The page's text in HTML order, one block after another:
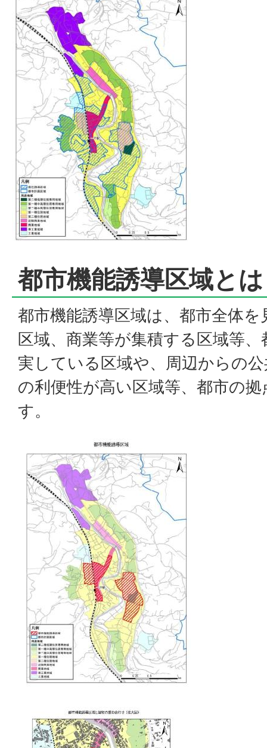
都市機能誘導区域とは
都市機能誘導区域は、都市全体
区域、商業等が集積する区域等
実している区域や、周辺からの
の利便性が高い区域等、都市の
す。